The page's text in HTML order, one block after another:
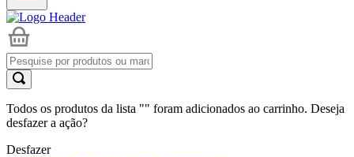
Todos os produtos da lista "" foram adicionados ao carrinho. Deseja
desfazer a ação?
Desfazer